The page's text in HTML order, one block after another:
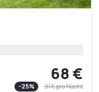
68 €
-25% 91 €pro Nacht